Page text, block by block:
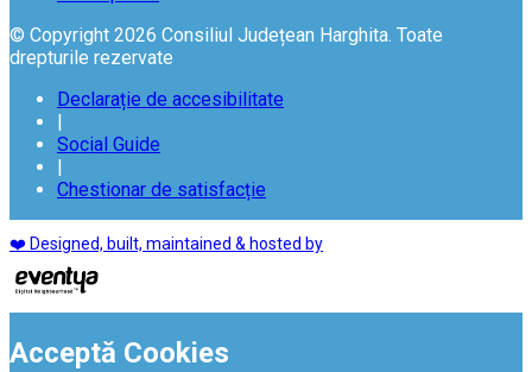
© Copyright 2026 Consiliul Județean Harghita. Toate
drepturile rezervate
Declarație de accesibilitate
Social Guide
Chestionar de satisfacție
❤️ Designed, built, maintained & hosted by
Acceptă Cookies